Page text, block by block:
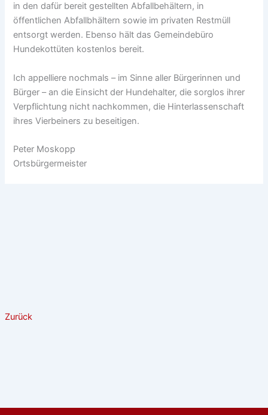
Zurück
in den dafür bereit gestellten Abfallbehältern, in
öffentlichen Abfallbhältern sowie im privaten Restmüll
entsorgt werden. Ebenso hält das Gemeindebüro
Hundekottüten kostenlos bereit.
Ich appelliere nochmals – im Sinne aller Bürgerinnen und
Bürger – an die Einsicht der Hundehalter, die sorglos ihrer
Verpflichtung nicht nachkommen, die Hinterlassenschaft
ihres Vierbeiners zu beseitigen.
Peter Moskopp
Ortsbürgermeister